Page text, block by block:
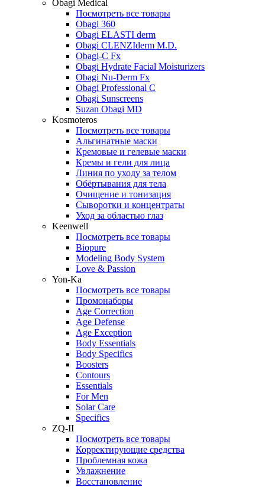
Obagi Medical
Посмотреть все товары
Obagi 360
Obagi ELASTI derm
Obagi CLENZIderm M.D.
Obagi-C Fx
Obagi Hydrate Facial Moisturizers
Obagi Nu-Derm Fx
Obagi Professional C
Obagi Sunscreens
Suzan Obagi MD
Kosmoteros
Посмотреть все товары
Альгинатные маски
Кремовые и гелевые маски
Кремы и гели для лица
Линия по уходу за телом
Обёртывания для тела
Очищение и тонизация
Сыворотки и концентраты
Уход за областью глаз
Keenwell
Посмотреть все товары
Biopure
Modeling Body System
Love & Passion
Yon-Ka
Посмотреть все товары
Промонаборы
Age Correction
Age Defense
Age Exception
Body Essentials
Body Specifics
Boosters
Contours
Essentials
For Men
Solar Care
Specifics
ZQ-II
Посмотреть все товары
Корректирующие средства
Проблемная кожа
Увлажнение
Восстановление